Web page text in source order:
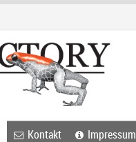
Kontakt
Impressum